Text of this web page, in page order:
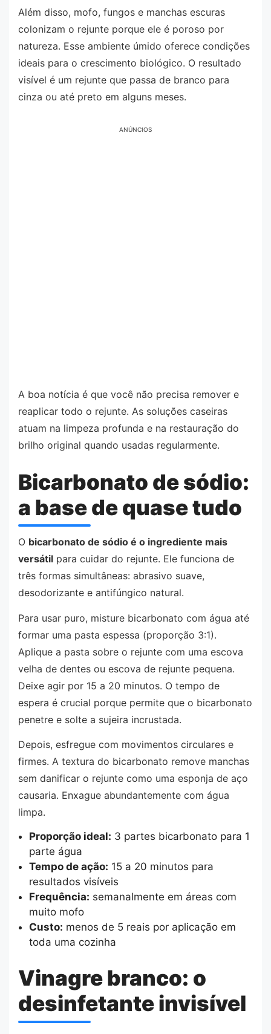
Além disso, mofo, fungos e manchas escuras
colonizam o rejunte porque ele é poroso por
natureza. Esse ambiente úmido oferece condições
ideais para o crescimento biológico. O resultado
visível é um rejunte que passa de branco para
cinza ou até preto em alguns meses.
ANÚNCIOS
A boa notícia é que você não precisa remover e
reaplicar todo o rejunte. As soluções caseiras
atuam na limpeza profunda e na restauração do
brilho original quando usadas regularmente.
Bicarbonato de sódio:
a base de quase tudo
O bicarbonato de sódio é o ingrediente mais
versátil para cuidar do rejunte. Ele funciona de
três formas simultâneas: abrasivo suave,
desodorizante e antifúngico natural.
Para usar puro, misture bicarbonato com água até
formar uma pasta espessa (proporção 3:1).
Aplique a pasta sobre o rejunte com uma escova
velha de dentes ou escova de rejunte pequena.
Deixe agir por 15 a 20 minutos. O tempo de
espera é crucial porque permite que o bicarbonato
penetre e solte a sujeira incrustada.
Depois, esfregue com movimentos circulares e
firmes. A textura do bicarbonato remove manchas
sem danificar o rejunte como uma esponja de aço
causaria. Enxague abundantemente com água
limpa.
Proporção ideal: 3 partes bicarbonato para 1
parte água
Tempo de ação: 15 a 20 minutos para
resultados visíveis
Frequência: semanalmente em áreas com
muito mofo
Custo: menos de 5 reais por aplicação em
toda uma cozinha
Vinagre branco: o
desinfetante invisível